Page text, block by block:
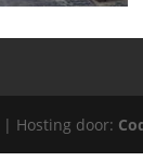
| Hosting door: